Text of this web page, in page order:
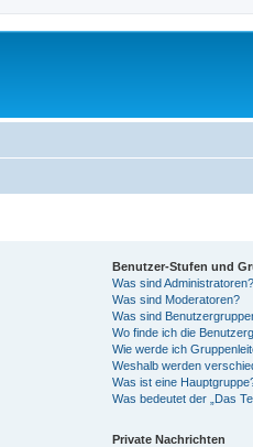
Benutzer-Stufen und
Was sind Administratoren?
Was sind Moderatoren?
Was sind
Wo finde ich die
Wie werde ich
Weshalb werden
Was ist eine
Was bedeutet der „Das
Private Nachrichten